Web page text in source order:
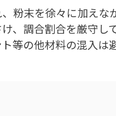
粉末を徐々に加えな
、調合割合を厳守し
等の他材料の混入は